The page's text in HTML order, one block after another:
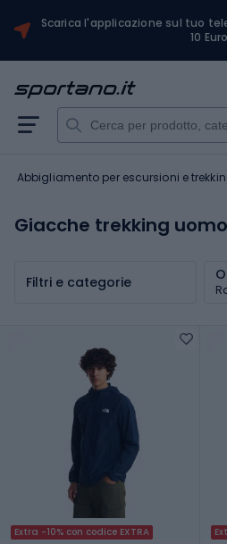
Scarica l'applicazione sul tuo
10
Abbigliamento per escursioni e
Giacche trekking uomo
Filtri e categorie
Extra -10% con codice EXTRA